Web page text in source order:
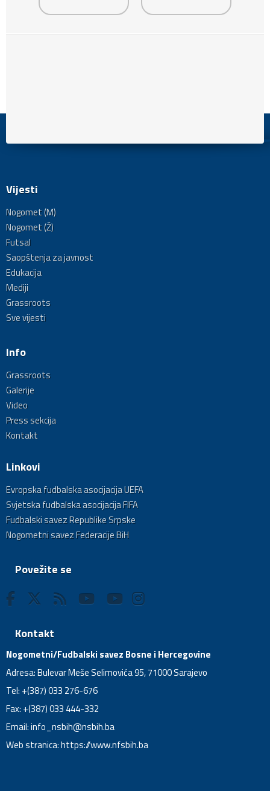
Vijesti
Nogomet (M)
Nogomet (Ž)
Futsal
Saopštenja za javnost
Edukacija
Mediji
Grassroots
Sve vijesti
Info
Grassroots
Galerije
Video
Press sekcija
Kontakt
Linkovi
Evropska fudbalska asocijacija UEFA
Svjetska fudbalska asocijacija FIFA
Fudbalski savez Republike Srpske
Nogometni savez Federacije BiH
Povežite se
Kontakt
Nogometni/Fudbalski savez Bosne i Hercegovine
Adresa: Bulevar Meše Selimovića 95, 71000 Sarajevo
Tel: +(387) 033 276-676
Fax: +(387) 033 444-332
Email:info_nsbih@nsbih.ba
Web stranica: https://www.nfsbih.ba